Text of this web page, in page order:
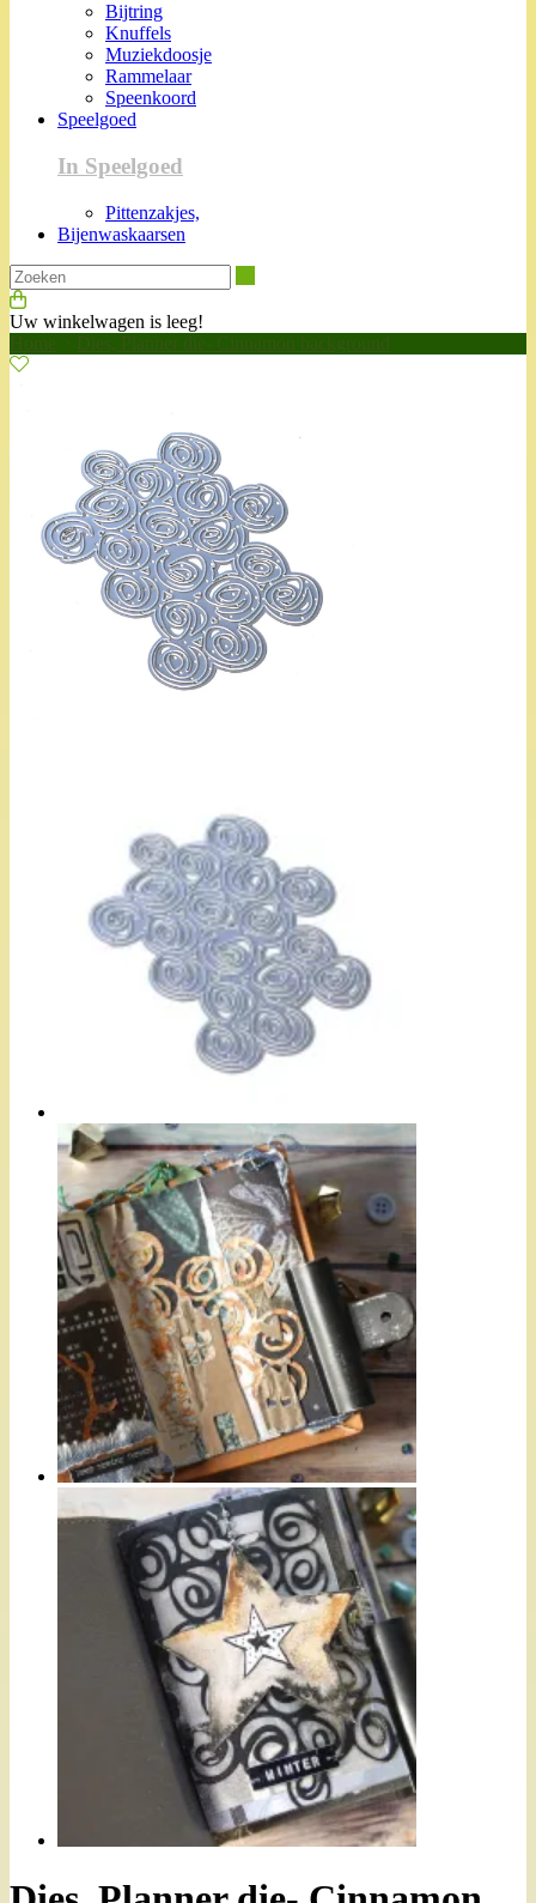
Bijtring
Knuffels
Muziekdoosje
Rammelaar
Speenkoord
Speelgoed
In Speelgoed
Pittenzakjes,
Bijenwaskaarsen
Uw winkelwagen is leeg!
Home
Dies, Planner die- Cinnamon background